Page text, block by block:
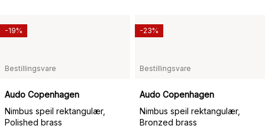
Bestillingsvare
Audo Copenhagen
Nimbus speil rektangulær,
Polished brass
-19%
Bestillingsvare
Audo Copenhagen
Nimbus speil rektangulær,
Bronzed brass
-23%